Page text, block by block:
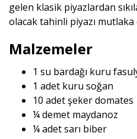
gelen klasik piyazlardan
olacak tahinli piyazı
Malzemeler
1 su bardağı kuru
1 adet kuru soğan
10 adet şeker domates
¼ demet maydanoz
¼ adet sarı biber